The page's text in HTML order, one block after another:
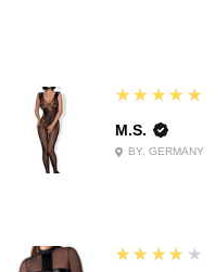
5
★★★★★
M.S.
BY, GERMANY
4
★★★★★